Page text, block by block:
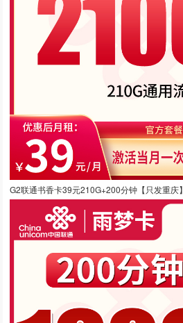
G2联通书香卡39元210G+200分钟【只发重庆】